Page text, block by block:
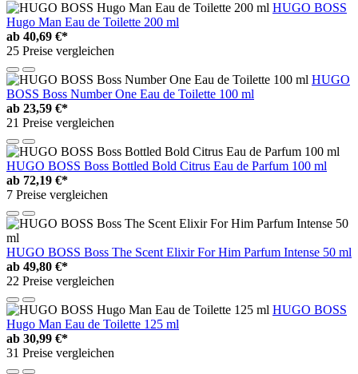
HUGO BOSS
Hugo Man Eau de Toilette 200 ml
ab 40,69 €*
25 Preise vergleichen
HUGO
BOSS Boss Number One Eau de Toilette 100 ml
ab 23,59 €*
21 Preise vergleichen
HUGO BOSS Boss Bottled Bold Citrus Eau de Parfum 100 ml
ab 72,19 €*
7 Preise vergleichen
HUGO BOSS Boss The Scent Elixir For Him Parfum Intense 50 ml
ab 49,80 €*
22 Preise vergleichen
HUGO BOSS
Hugo Man Eau de Toilette 125 ml
ab 30,99 €*
31 Preise vergleichen